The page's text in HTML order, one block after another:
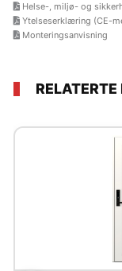
Helse-, miljø- og
Ytelseserklæring (CE-
Monteringsanvisning